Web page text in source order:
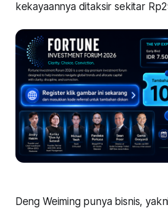
kekayaannya ditaksir sekitar
Deng Weiming punya bisnis,